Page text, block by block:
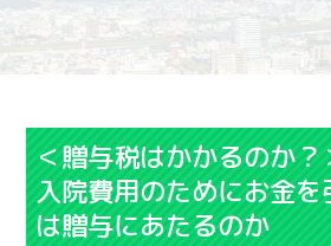
＜贈与税はかかるのか
入院費用のためにお金
は贈与にあたるのか